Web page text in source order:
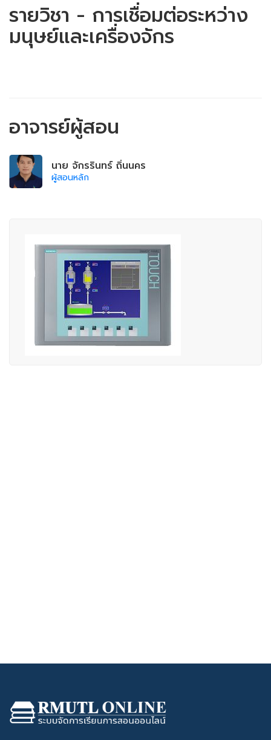
รายวิชา - การเชื่อมต่อระหว่าง
มนุษย์และเครื่องจักร
อาจารย์ผู้สอน
นาย จักรรินทร์ ถิ่นนคร
ผู้สอนหลัก